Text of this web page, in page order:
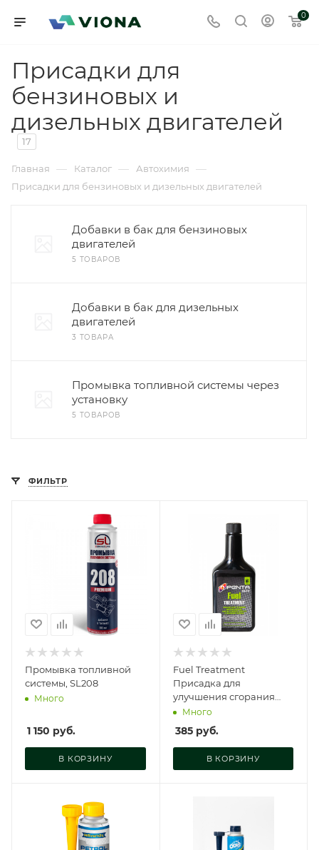
0
Присадки для
бензиновых и
дизельных двигателей
17
Главная — Каталог — Автохимия —
Присадки для бензиновых и дизельных двигателей
Добавки в бак для бензиновых
двигателей
5 ТОВАРОВ
Добавки в бак для дизельных
двигателей
3 ТОВАРА
Промывка топливной системы через
установку
5 ТОВАРОВ
ФИЛЬТР
Промывка топливной
системы, SL208
Много
1 150 руб.
В КОРЗИНУ
Fuel Treatment
Присадка для
улучшения сгорания
бензина, очистки
сажевого фильтра и
топливной, P21127
Много
385руб.
В КОРЗИНУ